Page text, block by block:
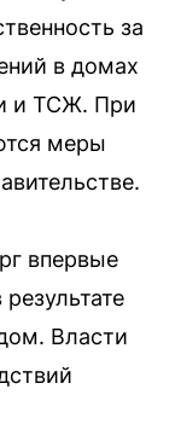
за
в домах
и ТСЖ. При
меры
впервые
Власти